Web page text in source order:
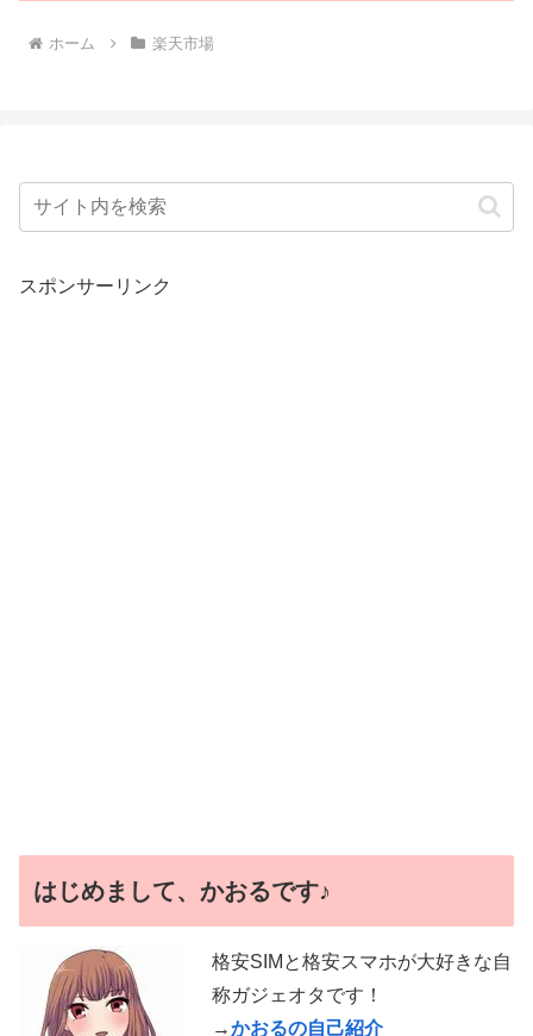
ホーム 楽天市場
スポンサーリンク
はじめまして、かおるです♪
格安SIMと格安スマホが大好きな自
称ガジェオタです！
→かおるの自己紹介